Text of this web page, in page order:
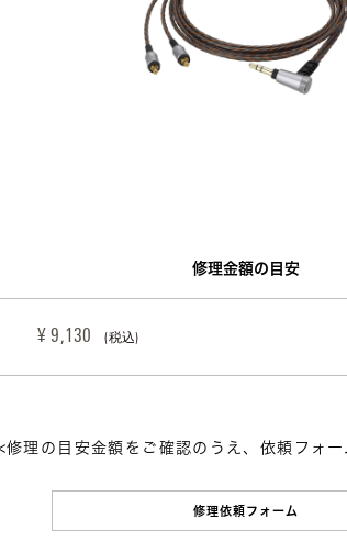
修理金額の目安
¥ 9,130 (税込)
修理の目安金額をご確認のうえ、依頼フォ
修理依頼フォーム